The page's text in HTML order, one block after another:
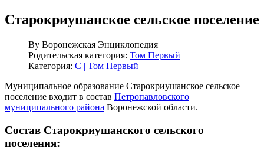
Старокриушанское сельское поселение
By Воронежская Энциклопедия
Родительская категория: Том Первый
Категория: С | Том Первый
Муниципальное образование Старокриушанское сельское
поселение входит в состав Петропавловского
муниципального района Воронежской области.
Состав Старокриушанского сельского
поселения: